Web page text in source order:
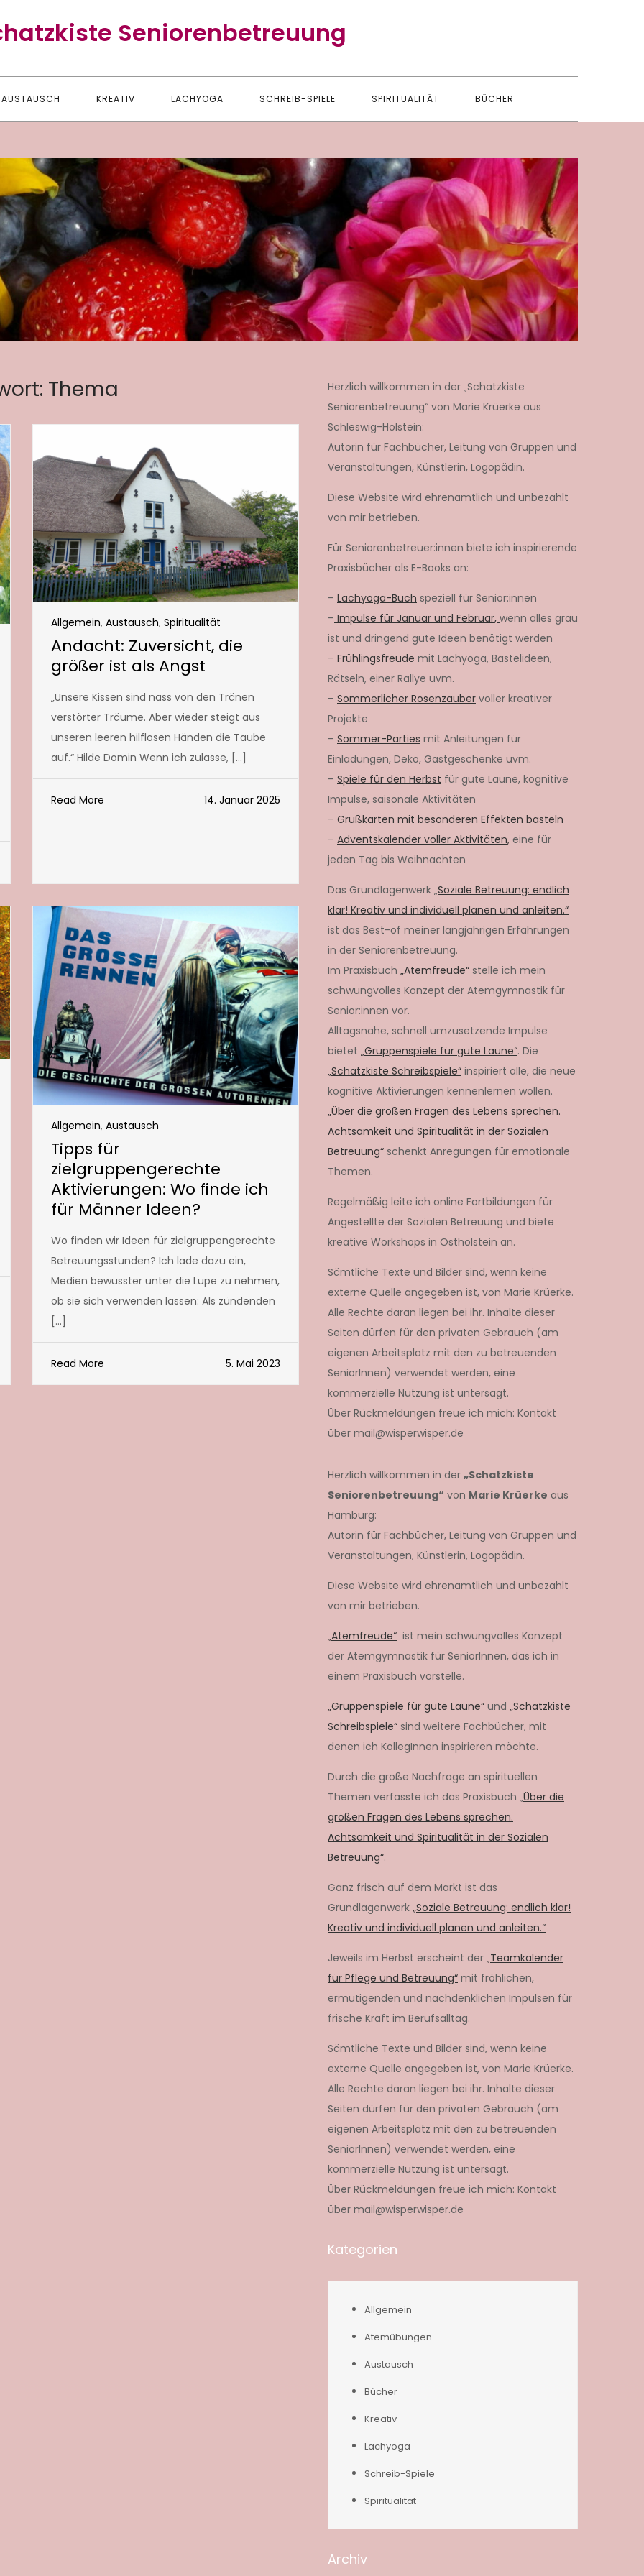
Seniorenbetreuung
AUSTAUSCH KREATIV LACHYOGA SCHREIB-SPIELE SPIRITUALITÄT BÜCHER
Thema
Allgemein, Austausch, Spiritualität
Andacht: Zuversicht, die
größer ist als Angst
„Unsere Kissen sind nass von den Tränen
verstörter Träume. Aber wieder steigt aus
unseren leeren hilflosen Händen die Taube
auf.“ Hilde Domin Wenn ich zulasse, […]
Read More 14. Januar 2025
Allgemein, Austausch
Tipps für
zielgruppengerechte
Aktivierungen: Wo finde ich
für Männer Ideen?
Wo finden wir Ideen für zielgruppengerechte
Betreuungsstunden? Ich lade dazu ein,
Medien bewusster unter die Lupe zu nehmen,
ob sie sich verwenden lassen: Als zündenden
[…]
Read More 5. Mai 2023
Herzlich willkommen in der „Schatzkiste
Seniorenbetreuung“ von Marie Krüerke aus
Schleswig-Holstein:
Autorin für Fachbücher, Leitung von Gruppen und
Veranstaltungen, Künstlerin, Logopädin.
Diese Website wird ehrenamtlich und unbezahlt
von mir betrieben.
Für Seniorenbetreuer:innen biete ich inspirierende
Praxisbücher als E-Books an:
– Lachyoga-Buch speziell für Senior:innen
– Impulse für Januar und Februar, wenn alles grau
ist und dringend gute Ideen benötigt werden
– Frühlingsfreude mit Lachyoga, Bastelideen,
Rätseln, einer Rallye uvm.
– Sommerlicher Rosenzauber voller kreativer
Projekte
– Sommer-Parties mit Anleitungen für
Einladungen, Deko, Gastgeschenke uvm.
– Spiele für den Herbst für gute Laune, kognitive
Impulse, saisonale Aktivitäten
– Grußkarten mit besonderen Effekten basteln
– Adventskalender voller Aktivitäten, eine für
jeden Tag bis Weihnachten
Das Grundlagenwerk „Soziale Betreuung: endlich
klar! Kreativ und individuell planen und anleiten.“
ist das Best-of meiner langjährigen Erfahrungen
in der Seniorenbetreuung.
Im Praxisbuch „Atemfreude“ stelle ich mein
schwungvolles Konzept der Atemgymnastik für
Senior:innen vor.
Alltagsnahe, schnell umzusetzende Impulse
bietet „Gruppenspiele für gute Laune“. Die
„Schatzkiste Schreibspiele“ inspiriert alle, die neue
kognitive Aktivierungen kennenlernen wollen.
„Über die großen Fragen des Lebens sprechen.
Achtsamkeit und Spiritualität in der Sozialen
Betreuung“ schenkt Anregungen für emotionale
Themen.
Regelmäßig leite ich online Fortbildungen für
Angestellte der Sozialen Betreuung und biete
kreative Workshops in Ostholstein an.
Sämtliche Texte und Bilder sind, wenn keine
externe Quelle angegeben ist, von Marie Krüerke.
Alle Rechte daran liegen bei ihr. Inhalte dieser
Seiten dürfen für den privaten Gebrauch (am
eigenen Arbeitsplatz mit den zu betreuenden
SeniorInnen) verwendet werden, eine
kommerzielle Nutzung ist untersagt.
Über Rückmeldungen freue ich mich: Kontakt
über mail@wisperwisper.de
Herzlich willkommen in der „Schatzkiste
Seniorenbetreuung“ von Marie Krüerke aus
Hamburg:
Autorin für Fachbücher, Leitung von Gruppen und
Veranstaltungen, Künstlerin, Logopädin.
Diese Website wird ehrenamtlich und unbezahlt
von mir betrieben.
„Atemfreude“ ist mein schwungvolles Konzept
der Atemgymnastik für SeniorInnen, das ich in
einem Praxisbuch vorstelle.
„Gruppenspiele für gute Laune“ und „Schatzkiste
Schreibspiele“ sind weitere Fachbücher, mit
denen ich KollegInnen inspirieren möchte.
Durch die große Nachfrage an spirituellen
Themen verfasste ich das Praxisbuch „Über die
großen Fragen des Lebens sprechen.
Achtsamkeit und Spiritualität in der Sozialen
Betreuung“.
Ganz frisch auf dem Markt ist das
Grundlagenwerk „Soziale Betreuung: endlich klar!
Kreativ und individuell planen und anleiten.“
Jeweils im Herbst erscheint der „Teamkalender
für Pflege und Betreuung“ mit fröhlichen,
ermutigenden und nachdenklichen Impulsen für
frische Kraft im Berufsalltag.
Sämtliche Texte und Bilder sind, wenn keine
externe Quelle angegeben ist, von Marie Krüerke.
Alle Rechte daran liegen bei ihr. Inhalte dieser
Seiten dürfen für den privaten Gebrauch (am
eigenen Arbeitsplatz mit den zu betreuenden
SeniorInnen) verwendet werden, eine
kommerzielle Nutzung ist untersagt.
Über Rückmeldungen freue ich mich: Kontakt
über mail@wisperwisper.de
Kategorien
Allgemein
Atemübungen
Austausch
Bücher
Kreativ
Lachyoga
Schreib-Spiele
Spiritualität
Archiv